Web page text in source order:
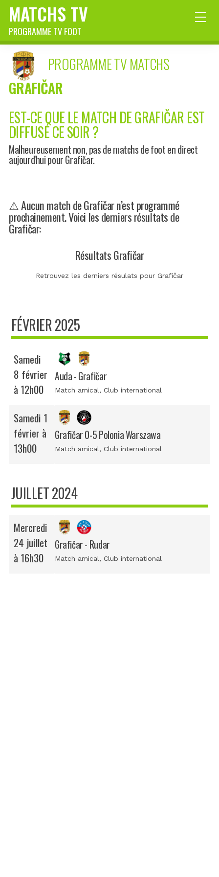
MATCHS TV
PROGRAMME TV FOOT
PROGRAMME TV MATCHS
GRAFIČAR
EST-CE QUE LE MATCH DE GRAFIČAR EST
DIFFUSÉ CE SOIR ?
Malheureusement non, pas de matchs de foot en direct
aujourd'hui pour Grafičar.
⚠️ Aucun match de Grafičar n’est programmé
prochainement. Voici les derniers résultats de
Grafičar:
Résultats Grafičar
Retrouvez les derniers résulats pour Grafičar
FÉVRIER 2025
Samedi
8 février
à 12h00
Auda - Grafičar
Match amical, Club international
Samedi 1
février à
13h00
Grafičar 0-5 Polonia Warszawa
Match amical, Club international
JUILLET 2024
Mercredi
24 juillet
à 16h30
Grafičar - Rudar
Match amical, Club international